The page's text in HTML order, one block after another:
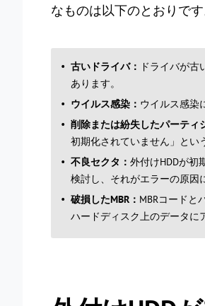
なものは以下のとおりです
古いドライバ： ドライバが
あります。
ウイルス感染： ウイルス感染
削除または紛失したパーティ
初期化されていません」とい
不良セクタ： 外付けHDDが初
検討し、それがエラーの原因
破損したMBR： MBRコードと
ハードディスク上のデータに